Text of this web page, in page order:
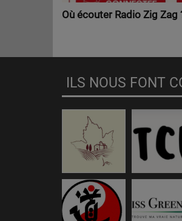
Où écouter Radio Zig Zag
ILS NOUS FONT